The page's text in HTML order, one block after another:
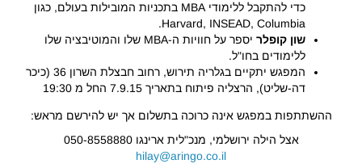
כדי להתקבל ללימודי MBA בתכניות המובילות בעולם, כגון
Harvard, INSEAD, Columbia.
שון קופלר
יספר על חוויות ה-MBA שלו והמוטיבציה שלו
ללימודים בחו"ל.
המפגש יתקיים בגלריה תירוש, רחוב חבצלת השרון 36 (כיכר
דה-שליט), הרצליה פיתוח בתאריך 7.9.15 החל מ 19:30
ההשתתפות במפגש אינה כרוכה בתשלום אך יש להירשם מראש:
אצל הילה ירושלמי, מנכ"לית ארינגו 050-8558880
hilay@aringo.co.il